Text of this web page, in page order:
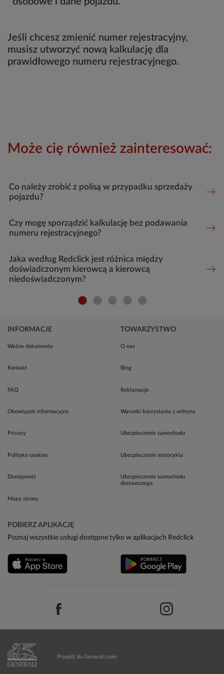
Jeśli chcesz zmienić numer rejestracyjny,
musisz utworzyć nową kalkulację dla
prawidłowego numeru rejestracyjnego.
Może cię również zainteresować:
Co należy zrobić z polisą w przypadku sprzedaży
pojazdu?
Czy mogę sporządzić kalkulację bez podawania
numeru rejestracyjnego?
Jaka według Redclick jest różnica między
doświadczonym kierowcą a kierowcą
niedoświadczonym?
INFORMACJE
Ważne dokumenty
Kontakt
FAQ
Obowiązek informacyjny
Privacy
Polityka cookies
Dostępność
Mapa strony
TOWARZYSTWO
O nas
Blog
Reklamacje
Warunki korzystania z witryny
Ubezpieczenie samochodu
Ubezpieczenie motocykla
Ubezpieczenie samochodu
dostawczego
POBIERZ APLIKACJĘ
Poznaj wszystkie usługi dostępne tylko w aplikacjach Redclick
Przejdź do Generali.com